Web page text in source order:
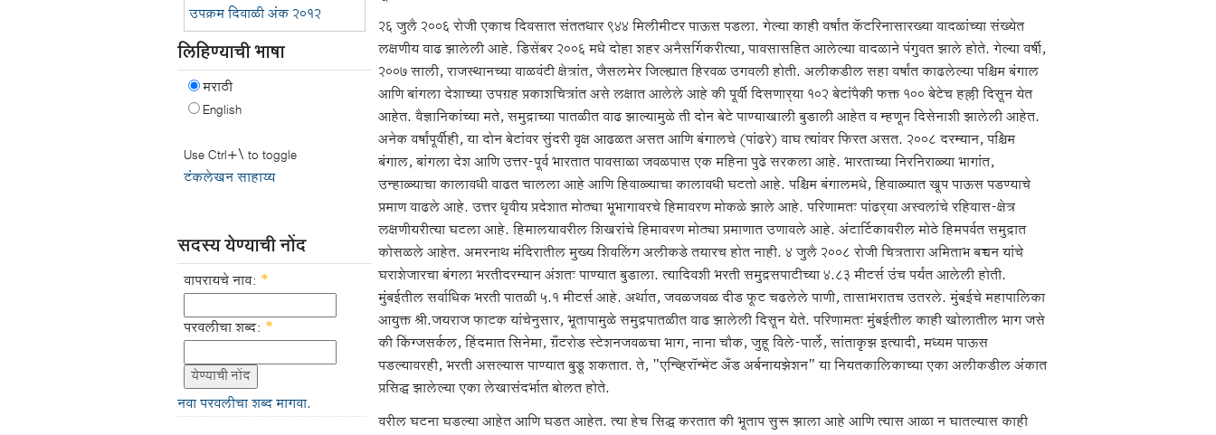
उपक्रम दिवाळी अंक २०१२
लिहिण्याची भाषा
मराठी
English
Use Ctrl+\ to toggle
टंकलेखन साहाय्य
सदस्य येण्याची नोंद
वापरायचे नाव: *
परवलीचा शब्द: *
नवा परवलीचा शब्द मागवा.
२६ जुलै २००६ रोजी एकाच दिवसात संततधार ९४४ मिलीमीटर पाऊस पडला. गेल्या काही वर्षांत कॅटरिनासारख्या वादळांच्या संख्येत
लक्षणीय वाढ झालेली आहे. डिसेंबर २००६ मधे दोहा शहर अनैसर्गिकरीत्या, पावसासहित आलेल्या वादळाने पंगुवत झाले होते. गेल्या वर्षी,
२००७ साली, राजस्थानच्या वाळवंटी क्षेत्रांत, जैसलमेर जिल्ह्यात हिरवळ उगवली होती. अलीकडील सहा वर्षांत काढलेल्या पश्चिम बंगाल
आणि बांगला देशाच्या उपग्रह प्रकाशचित्रांत असे लक्षात आलेले आहे की पूर्वी दिसणार्‍या १०२ बेटांपैकी फक्त १०० बेटेच हल्ली दिसून येत
आहेत. वैज्ञानिकांच्या मते, समुद्राच्या पातळीत वाढ झाल्यामुळे ती दोन बेटे पाण्याखाली बुडाली आहेत व म्हणून दिसेनाशी झालेली आहेत.
अनेक वर्षांपूर्वीही, या दोन बेटांवर सुंदरी वृक्ष आढळत असत आणि बंगालचे (पांढरे) वाघ त्यांवर फिरत असत. २००८ दरम्यान, पश्चिम
बंगाल, बांगला देश आणि उत्तर-पूर्व भारतात पावसाळा जवळपास एक महिना पुढे सरकला आहे. भारताच्या निरनिराळ्या भागांत,
उन्हाळ्याचा कालावधी वाढत चालला आहे आणि हिवाळ्याचा कालावधी घटतो आहे. पश्चिम बंगालमधे, हिवाळ्यात खूप पाऊस पडण्याचे
प्रमाण वाढले आहे. उत्तर धृवीय प्रदेशात मोठ्या भूभागावरचे हिमावरण मोकळे झाले आहे. परिणामतः पांढर्‍या अस्वलांचे रहिवास-क्षेत्र
लक्षणीयरीत्या घटला आहे. हिमालयावरील शिखरांचे हिमावरण मोठ्या प्रमाणात उणावले आहे. अंटार्टिकावरील मोठे हिमपर्वत समुद्रात
कोसळले आहेत. अमरनाथ मंदिरातील मुख्य शिवलिंग अलीकडे तयारच होत नाही. ४ जुलै २००८ रोजी चित्रतारा अमिताभ बच्चन यांचे
घराशेजारचा बंगला भरतीदरम्यान अंशतः पाण्यात बुडाला. त्यादिवशी भरती समुद्रसपाटीच्या ४.८३ मीटर्स उंच पर्यंत आलेली होती.
मुंबईतील सर्वाधिक भरती पातळी ५.१ मीटर्स आहे. अर्थात, जवळजवळ दीड फूट चढलेले पाणी, तासाभरातच उतरले. मुंबईचे महापालिका
आयुक्त श्री.जयराज फाटक यांचेनुसार, भूतापामुळे समुद्रपातळीत वाढ झालेली दिसून येते. परिणामतः मुंबईतील काही खोलातील भाग जसे
की किंग्जसर्कल, हिंदमात सिनेमा, ग्रँटरोड स्टेशनजवळचा भाग, नाना चौक, जुहू विले-पार्ले, सांताकृझ इत्यादी, मध्यम पाऊस
पडल्यावरही, भरती असल्यास पाण्यात बुडू शकतात. ते, "एन्व्हिरॉन्मेंट अँड अर्बनायझेशन" या नियतकालिकाच्या एका अलीकडील अंकात
प्रसिद्ध झालेल्या एका लेखासंदर्भात बोलत होते.
वरील घटना घडल्या आहेत आणि घडत आहेत. त्या हेच सिद्ध करतात की भूताप सुरू झाला आहे आणि त्यास आळा न घातल्यास काही